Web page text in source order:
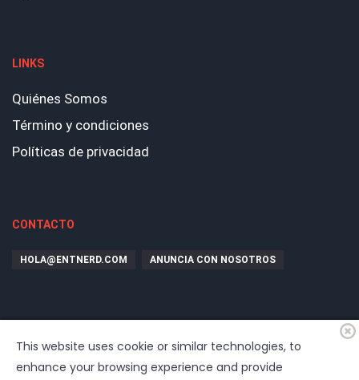
LINKS
Quiénes Somos
Término y condiciones
Políticas de privacidad
CONTACTO
HOLA@ENTNERD.COM ANUNCIA CON NOSOTROS
This website uses cookie or similar technologies, to
enhance your browsing experience and provide